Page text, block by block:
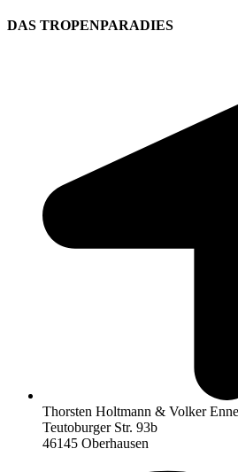
DAS TROPENPARADIES
Thorsten Holtmann & Volker
Teutoburger Str. 93b
46145 Oberhausen